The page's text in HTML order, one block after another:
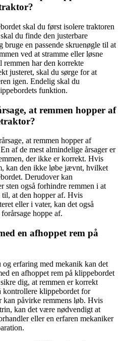
skal du først isolere traktoren
du finde den justerbare
bruge en passende skruenøgle til at
ved at stramme eller løsne
remmen har den korrekte
justeret, skal du sørge for at
igen. Endelig skal du
funktion.
at remmen hopper af
at remmen hopper af
af de mest almindelige årsager er
der ikke er korrekt. Hvis
kan den ikke løbe jævnt, hvilket
Derudover kan
sten også forhindre remmen i at
at den hopper af. Hvis
eller i vater, kan det også
hoppe af.
en afhoppet rem på
erfaring med mekanik kan det
en afhoppet rem på klippebordet
dig, at remmen er korrekt
kontrollere klippebordet for
kan påvirke remmens løb. Hvis
kan det være nødvendigt at
eller en erfaren mekaniker